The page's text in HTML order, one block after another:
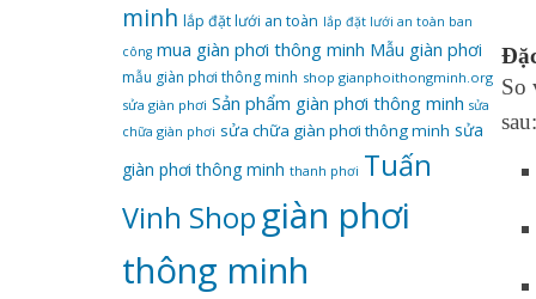
So
sau:
minh lắp đặt lưới an toàn lắp đặt lưới an toàn ban
công mua giàn phơi thông minh Mẫu giàn phơi
mẫu giàn phơi thông minh shop gianphoithongminh.org
sửa giàn phơi Sản phẩm giàn phơi thông minh sửa
chữa giàn phơi sửa chữa giàn phơi thông minh sửa
giàn phơi thông minh thanh phơi Tuấn
Vinh Shop‌giàn‌ ‌phơi‌
‌thông‌ ‌minh